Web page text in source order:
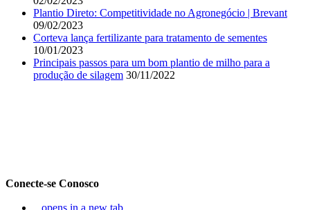
Plantio Direto: Competitividade no Agronegócio | Brevant
09/02/2023
Corteva lança fertilizante para tratamento de sementes
10/01/2023
Principais passos para um bom plantio de milho para a
produção de silagem 30/11/2022
Conecte-se Conosco